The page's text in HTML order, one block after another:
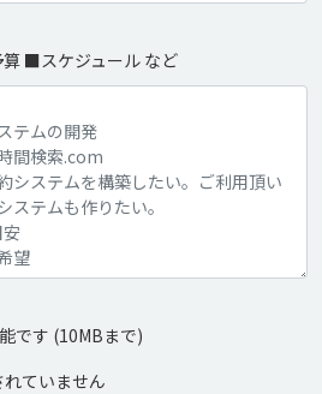
■スケジュール など
です (10MBまで)
ていません